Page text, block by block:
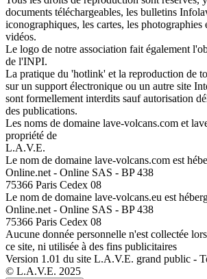
documents téléchargeables, les bulletins
iconographiques, les cartes, les photographies
vidéos.
Le logo de notre association fait également
de l'INPI.
La pratique du 'hotlink' et la reproduction de
sur un support électronique ou un autre site
sont formellement interdits sauf autorisation
des publications.
Les noms de domaine lave-volcans.com et
propriété de
L.A.V.E.
Le nom de domaine lave-volcans.com est
Online.net - Online SAS - BP 438
75366 Paris Cedex 08
Le nom de domaine lave-volcans.eu est
Online.net - Online SAS - BP 438
75366 Paris Cedex 08
Aucune donnée personnelle n'est collectée
ce site, ni utilisée à des fins publicitaires
Version 1.01 du site L.A.V.E. grand public -
© L.A.V.E. 2025